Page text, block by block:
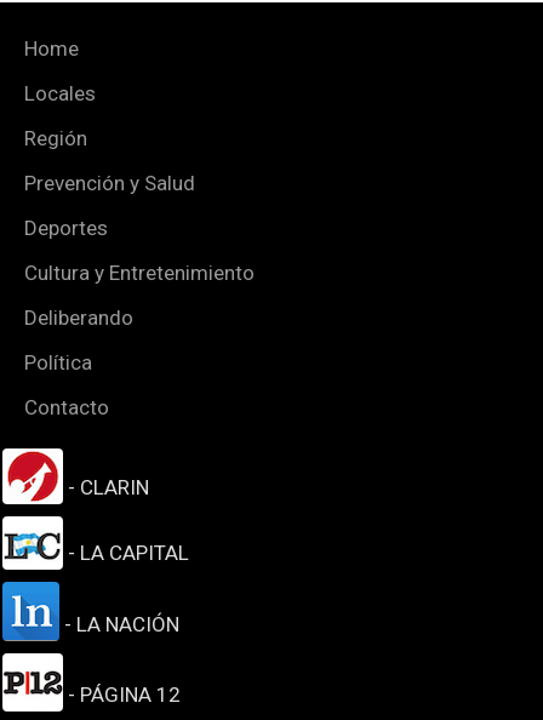
Home
Locales
Región
Prevención y Salud
Deportes
Cultura y Entretenimiento
Deliberando
Política
Contacto
- CLARIN
- LA CAPITAL
- LA NACIÓN
- PÁGINA 12